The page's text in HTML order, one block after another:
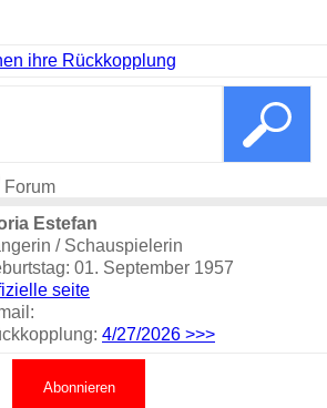
ihre Rückkopplung
Forum
Estefan
/ Schauspielerin
01. September 1957
seite
4/27/2026 >>>
Abonnieren